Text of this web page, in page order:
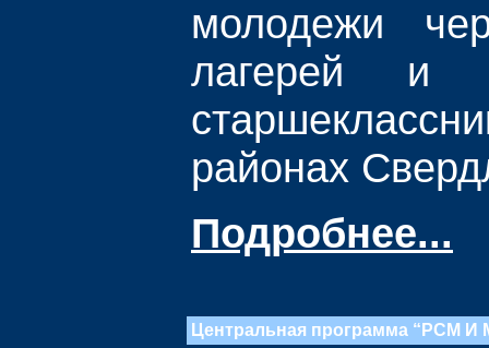
молодежи
лагерей и
районах
Подробнее...
Центральная программа “РСМ И